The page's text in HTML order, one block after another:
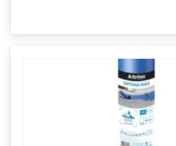
Sprawdź szczegóły